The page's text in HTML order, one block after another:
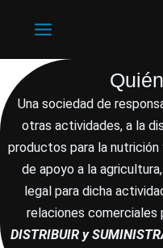
Una sociedad de
otras actividades, a la
productos para la
de apoyo a la
legal para dicha
relaciones comerciales
DISTRIBUIR y